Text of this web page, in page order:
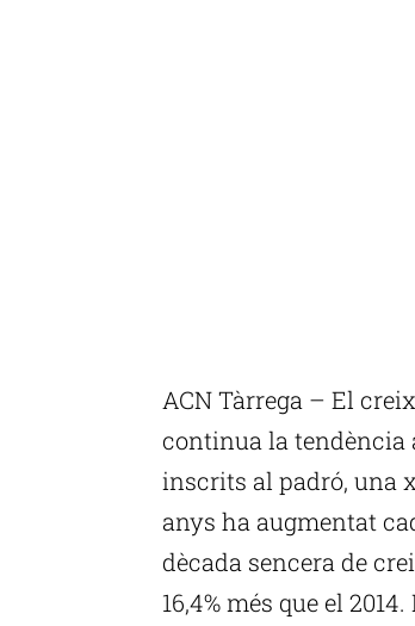
ACN Tàrrega – El
continua la tendència
inscrits al padró, una
anys ha augmentat
dècada sencera de
16,4% més que el